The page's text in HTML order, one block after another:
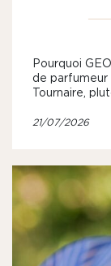
Pourquoi
de parfumeur
Tournaire,
21/07/2026